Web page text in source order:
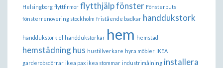
Helsingborg flyttfirmor flytthjälpfönster Fönsterputs
fönsterrenovering stockholm fristående badkar handdukstork
handdukstork el handdukstorkar hem hemstäd
hemstädninghus hustillverkare hyra möbler IKEA
garderobsdörrar ikea pax ikea stommar industrimålning installera